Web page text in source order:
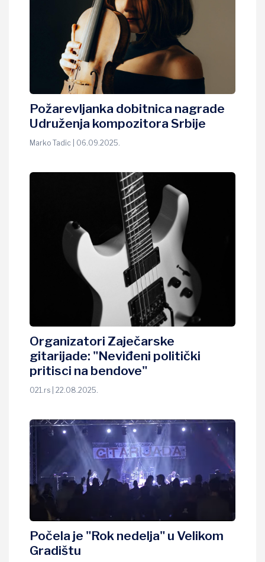
Požarevljanka dobitnica nagrade
Udruženja kompozitora Srbije
Marko Tadic | 06.09.2025.
Organizatori Zaječarske
gitarijade: "Neviđeni politički
pritisci na bendove"
021.rs | 22.08.2025.
Počela je "Rok nedelja" u Velikom
Gradištu